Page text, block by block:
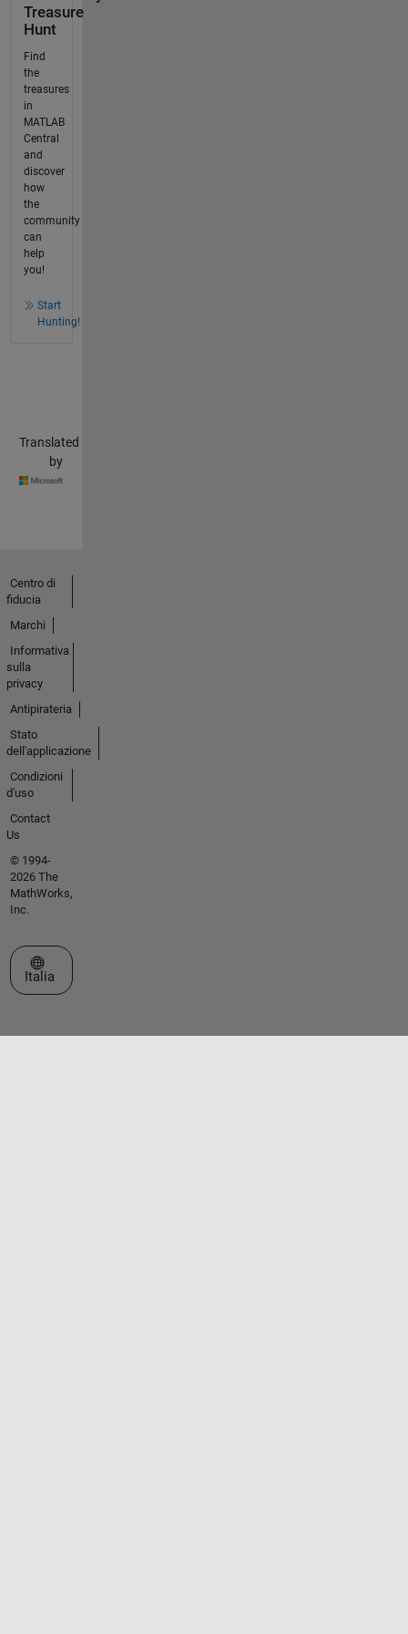
Treasure
Hunt
Find
the
treasures
in
MATLAB
Central
and
discover
how
the
community
can
help
you!
Start
Hunting!
Translated
by
Centro di
fiducia
Marchi
Informativa
sulla
privacy
Antipirateria
Stato
dell'applicazione
Condizioni
d'uso
Contact
Us
© 1994-
2026 The
MathWorks,
Inc.
Seleziona un sito web
Italia